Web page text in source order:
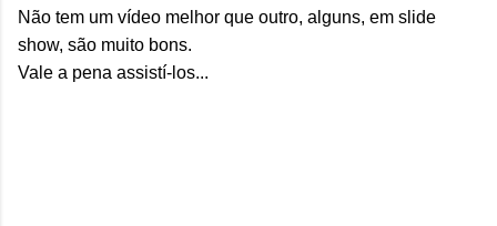
Não tem um vídeo melhor que outro, alguns, em slide
show, são muito bons.
Vale a pena assistí-los...